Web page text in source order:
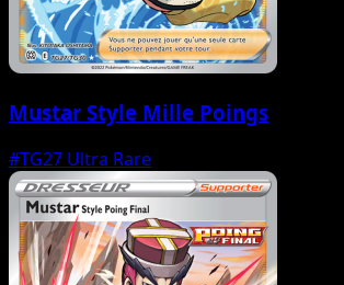
Mustar Style Mille Poings
#TG27 Ultra Rare